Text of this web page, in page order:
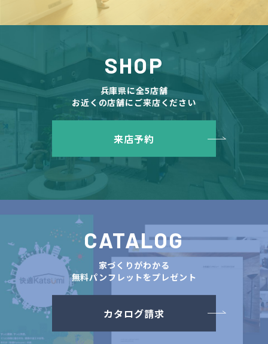
SHOP
兵庫県に全5店舗
お近くの店舗にご来店ください
来店予約
CATALOG
家づくりがわかる
無料パンフレットをプレゼント
カタログ請求